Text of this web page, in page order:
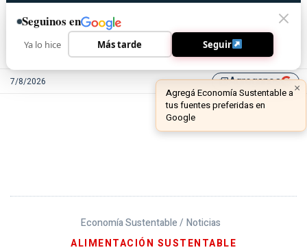
7/8/2026 library_addAgreganos
Economía Sustentable / Noticias
ALIMENTACIÓN SUSTENTABLE
Seguinos en
Ya lo hice Más tarde Seguir